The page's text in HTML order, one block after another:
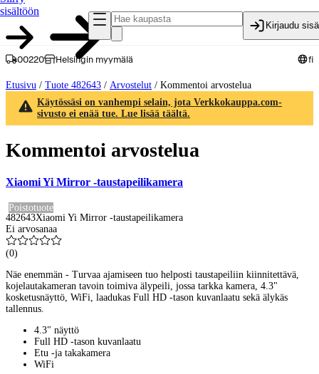
sisältöön
Kirjaudu
00220 Helsingin myymälä fi
Etusivu / Tuote 482643 / Arvostelut / Kommentoi arvostelua
Käytössäsi on vanhempi selain, jota Verkkokauppa.com-
sivusto ei enää tue. Lue lisää täältä.
Kommentoi arvostelua
Xiaomi Yi Mirror -taustapeilikamera
Poistotuote
482643Xiaomi Yi Mirror -taustapeilikamera
Ei arvosanaa
(0)
Näe enemmän - Turvaa ajamiseen tuo helposti taustapeiliin kiinnitettävä,
kojelautakameran tavoin toimiva älypeili, jossa tarkka kamera, 4.3"
kosketusnäyttö, WiFi, laadukas Full HD -tason kuvanlaatu sekä älykäs
tallennus.
4.3" näyttö
Full HD -tason kuvanlaatu
Etu -ja takakamera
WiFi